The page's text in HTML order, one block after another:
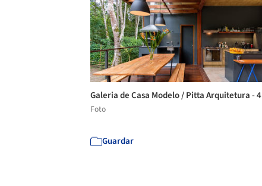
Galeria de Casa Modelo / Pitta Arquitetura - 4
Foto
Guardar